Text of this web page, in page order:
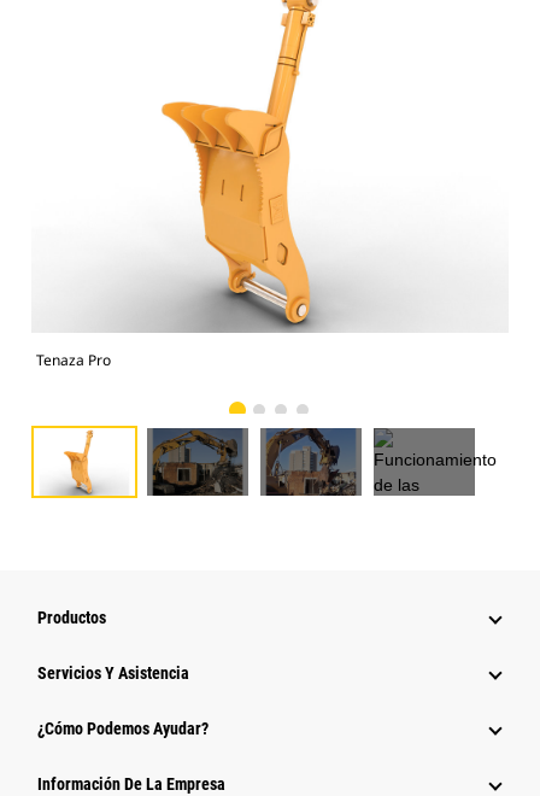
Tenaza Pro
Productos
Servicios Y Asistencia
¿Cómo Podemos Ayudar?
Información De La Empresa